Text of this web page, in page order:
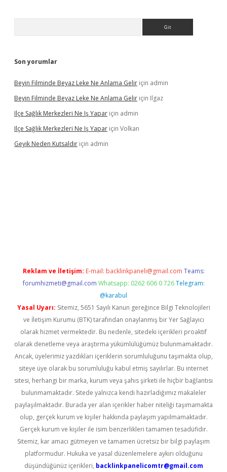
Son yorumlar
Beyin Filminde Beyaz Leke Ne Anlama Gelir için admin
Beyin Filminde Beyaz Leke Ne Anlama Gelir için Ilgaz
Ilçe Sağlık Merkezleri Ne Iş Yapar için admin
Ilçe Sağlık Merkezleri Ne Iş Yapar için Volkan
Geyik Neden Kutsaldır için admin
Reklam ve İletişim: E-mail: backlinkpaneli@gmail.com Teams:
forumhizmeti@gmail.com Whatsapp: 0262 606 0 726 Telegram:
@karabul
Yasal Uyarı: Sitemiz, 5651 Sayılı Kanun gereğince Bilgi Teknolojileri
ve İletişim Kurumu (BTK) tarafından onaylanmış bir Yer Sağlayıcı
olarak hizmet vermektedir. Bu nedenle, sitedeki içerikleri proaktif
olarak denetleme veya araştırma yükümlülüğümüz bulunmamaktadır.
Ancak, üyelerimiz yazdıkları içeriklerin sorumluluğunu taşımakta olup,
siteye üye olarak bu sorumluluğu kabul etmiş sayılırlar. Bu internet
sitesi, herhangi bir marka, kurum veya şahıs şirketi ile hiçbir bağlantısı
bulunmamaktadır. Sitede yalnızca kendi hazırladığımız makaleler
paylaşılmaktadır. Burada yer alan içerikler haber niteliği taşımamakta
olup, gerçek kurum ve kişiler hakkında paylaşım yapılmamaktadır.
Gerçek kurum ve kişiler ile isim benzerlikleri tamamen tesadüfidir.
Sitemiz, kar amacı gütmeyen ve tamamen ücretsiz bir bilgi paylaşım
platformudur. Hukuka ve yasal düzenlemelere aykırı olduğunu
düşündüğünüz içerikleri, backlinkpanelicomtr@gmail.com